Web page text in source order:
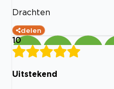
Drachten
delen
10
Uitstekend